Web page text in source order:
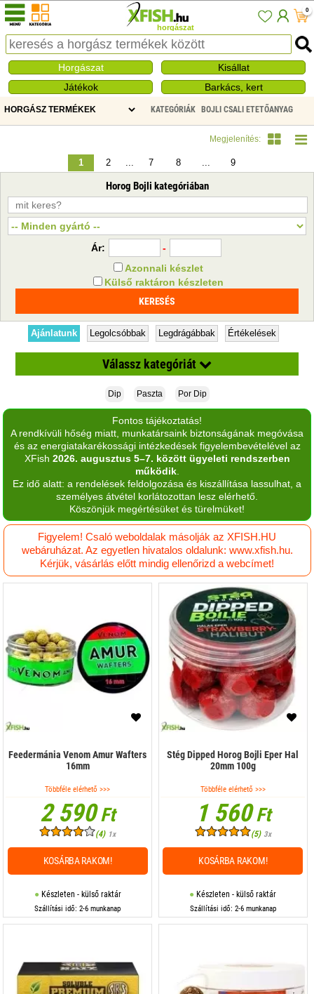
horgászat
0
Horgászat
Kisállat
Játékok
Barkács, kert
KATEGÓRIÁK BOJLI CSALI ETETŐANYAG
Megjelenítés:
1 2 ... 7 8 ... 9
Horog Bojli kategóriában
Ár:
-
Azonnali készlet
Külső raktáron készleten
Ajánlatunk Legolcsóbbak Legdrágábbak Értékelések
Válassz kategóriát
Aroma
aroma spray
Bojli
Bojli aroma
Bojli mix
Csali imitáció
Dip
Esszenciális olaj
Etetőanyag
Etetőanyag adalék
Etetőbojli
Folyékony adalék
Főtt magvak
Harcsa csali
Method csali
Method Mix
Őrlemények, lisztek
Dip Paszta Por Dip
Fontos tájékoztatás!
A rendkívüli hőség miatt, munkatársaink biztonságának megóvása
és az energiatakarékossági intézkedések figyelembevételével az
XFish 2026. augusztus 5–7. között ügyeleti rendszerben
működik.
Ez idő alatt: a rendelések feldolgozása és kiszállítása lassulhat, a
személyes átvétel korlátozottan lesz elérhető.
Köszönjük megértésüket és türelmüket!
Figyelem! Csaló weboldalak másolják az XFISH.HU
webáruházat. Az egyetlen hivatalos oldalunk: www.xfish.hu.
Kérjük, vásárlás előtt mindig ellenőrizd a webcímet!
Feedermánia Venom Amur Wafters
16mm
Többféle elérhető >>>
2 590Ft
(4) 1x
Készleten - külső raktár
Szállítási idő: 2-6 munkanap
KOSÁRBA RAKOM!
Stég Dipped Horog Bojli Eper Hal
20mm 100g
Többféle elérhető >>>
1 560Ft
(5) 3x
Készleten - külső raktár
Szállítási idő: 2-6 munkanap
KOSÁRBA RAKOM!